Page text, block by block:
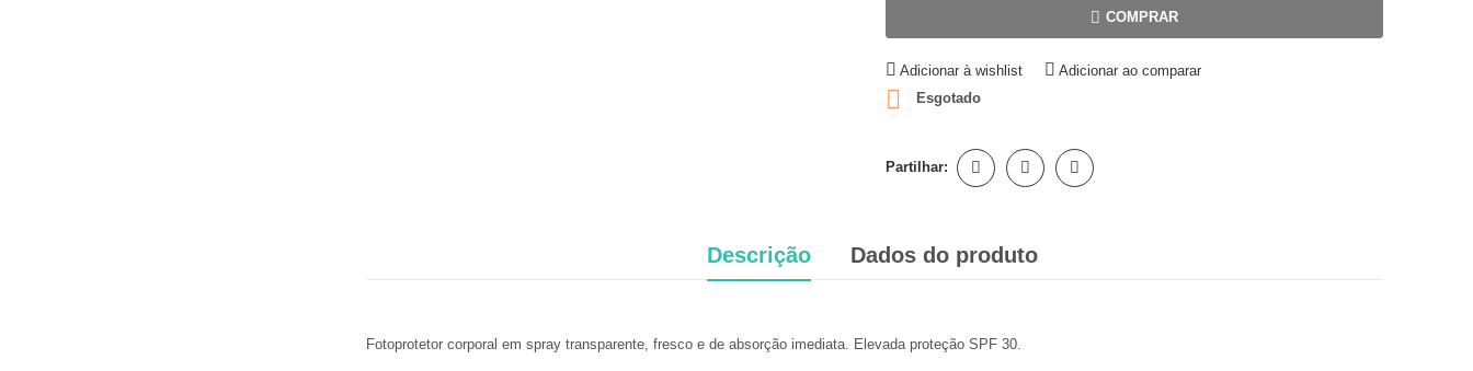
COMPRAR
Adicionar à wishlist Adicionar ao comparar
 Esgotado
Partilhar:
Descrição Dados do produto
Fotoprotetor corporal em spray transparente, fresco e de absorção imediata. Elevada proteção SPF 30.